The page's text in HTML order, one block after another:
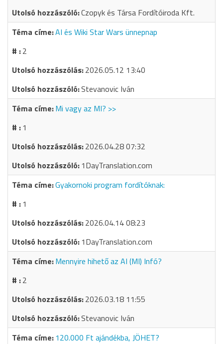
Czopyk és Társa Fordítóiroda Kft.
AI és Wiki Star Wars ünnepnap
2
2026.05.12 13:40
Stevanovic Iván
Mi vagy az MI? >>
1
2026.04.28 07:32
1DayTranslation.com
Gyakornoki program fordítóknak:
1
2026.04.14 08:23
1DayTranslation.com
Mennyire hihető az AI (MI) Infó?
2
2026.03.18 11:55
Stevanovic Iván
120.000 Ft ajándékba, JÖHET?